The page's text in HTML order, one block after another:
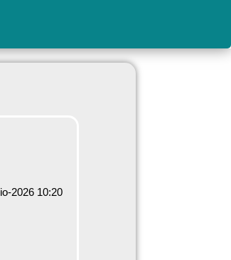
2026 10:20